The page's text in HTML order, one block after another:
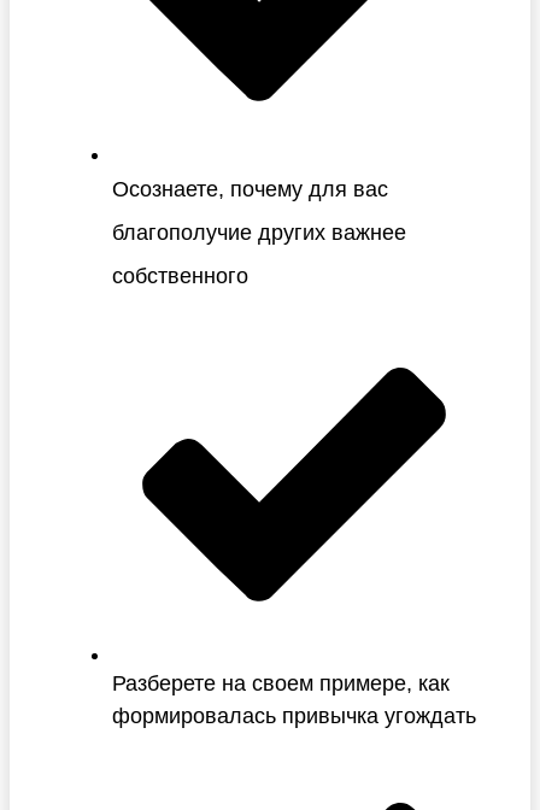
Осознаете, почему для вас
благополучие других важнее
собственного
Разберете на своем примере, как
формировалась привычка угождать